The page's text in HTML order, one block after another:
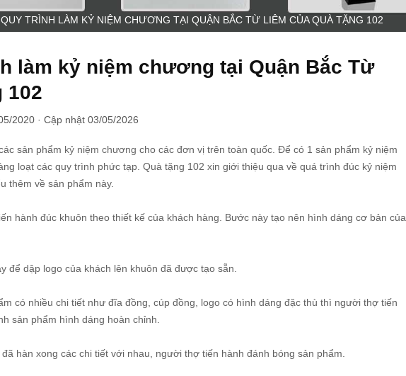
TRÌNH LÀM KỶ NIỆM CHƯƠNG TẠI QUẬN BẮC TỪ LIÊM CỦA QUÀ TẶNG 102
làm kỷ niệm chương tại Quận Bắc Từ
102
2020 · Cập nhật 03/05/2026
sản phẩm kỷ niệm chương cho các đơn vị trên toàn quốc. Để có 1 sản phẩm kỷ niệm
loạt các quy trình phức tạp. Quà tặng 102 xin giới thiệu qua về quá trình đúc kỷ niệm
thêm về sản phẩm này.
hành đúc khuôn theo thiết kế của khách hàng. Bước này tạo nên hình dáng cơ bản của
để dập logo của khách lên khuôn đã được tạo sẵn.
có nhiều chi tiết như đĩa đồng, cúp đồng, logo có hình dáng đặc thù thì người thợ tiến
sản phẩm hình dáng hoàn chỉnh.
hàn xong các chi tiết với nhau, người thợ tiến hành đánh bóng sản phẩm.